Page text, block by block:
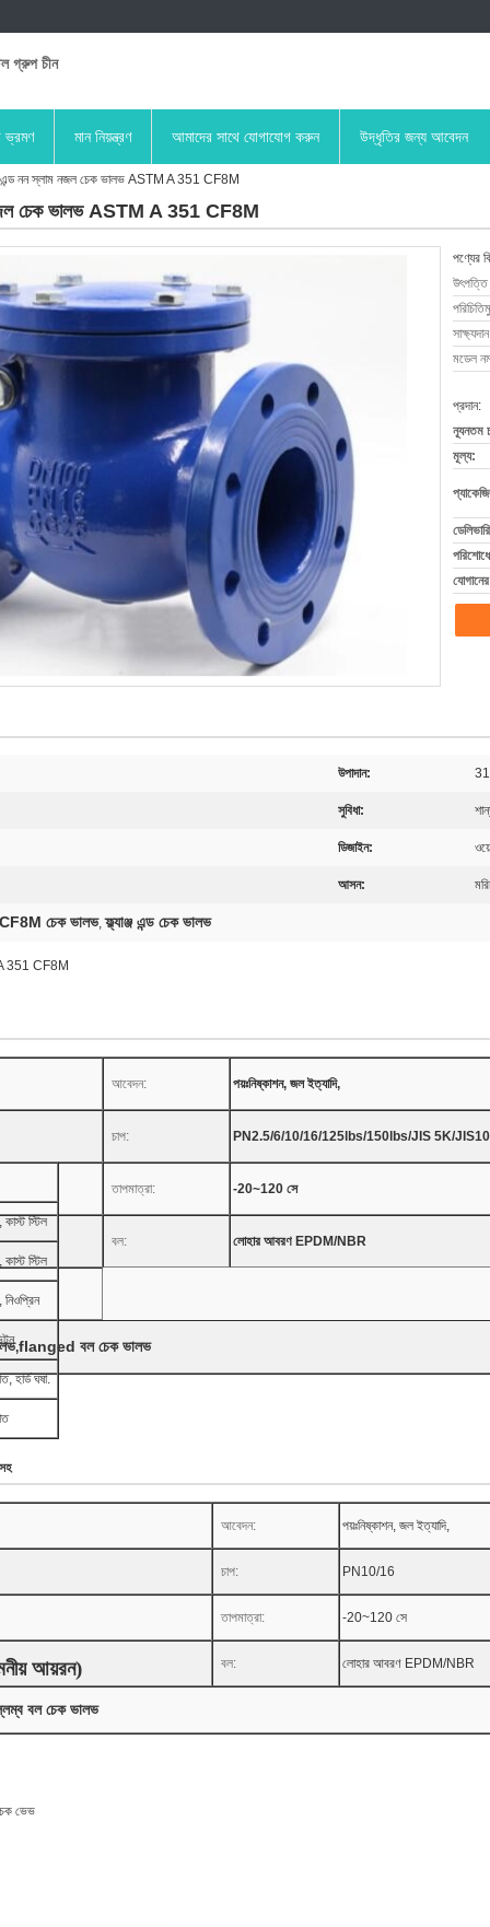
গ্রুপ চীন
ভ্রমণ মান নিয়ন্ত্রণ আমাদের সাথে যোগাযোগ করুন উদ্ধৃতির জন্য আবেদন
এন্ড নন স্লাম নজল চেক ভালভ ASTM A 351 CF8M
চেক ভালভ ASTM A 351 CF8M
পণ্যের
মডেল
প্রদান:
ন্যূনতম
মূল্য:
উপাদান:
সুবিধা:
ডিজাইন:
আসন:
CF8M চেক ভালভ,ফ্ল্যাঞ্জ এন্ড চেক ভালভ
A 351 CF8M
আবেদন: পয়ঃনিষ্কাশন, জল ইত্যাদি,
চাপ: PN2.5/6/10/16/125lbs/150lbs/JIS 5K/
তাপমাত্রা: -20~120 সে
বল: লোহার আবরণ EPDM/NBR
,flanged বল চেক ভালভ
আয়রন)
কাস্ট স্টিল
কাস্ট স্টিল
হার্ড ঘষা.
আবেদন: পয়ঃনিষ্কাশন, জল ইত্যাদি,
চাপ: PN10/16
তাপমাত্রা: -20~120 সে
বল: লোহার আবরণ EPDM/NBR
বল চেক ভালভ
ভেভ